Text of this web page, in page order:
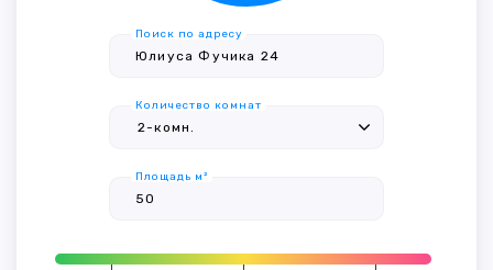
Поиск по адресу
Количество комнат
Площадь м²